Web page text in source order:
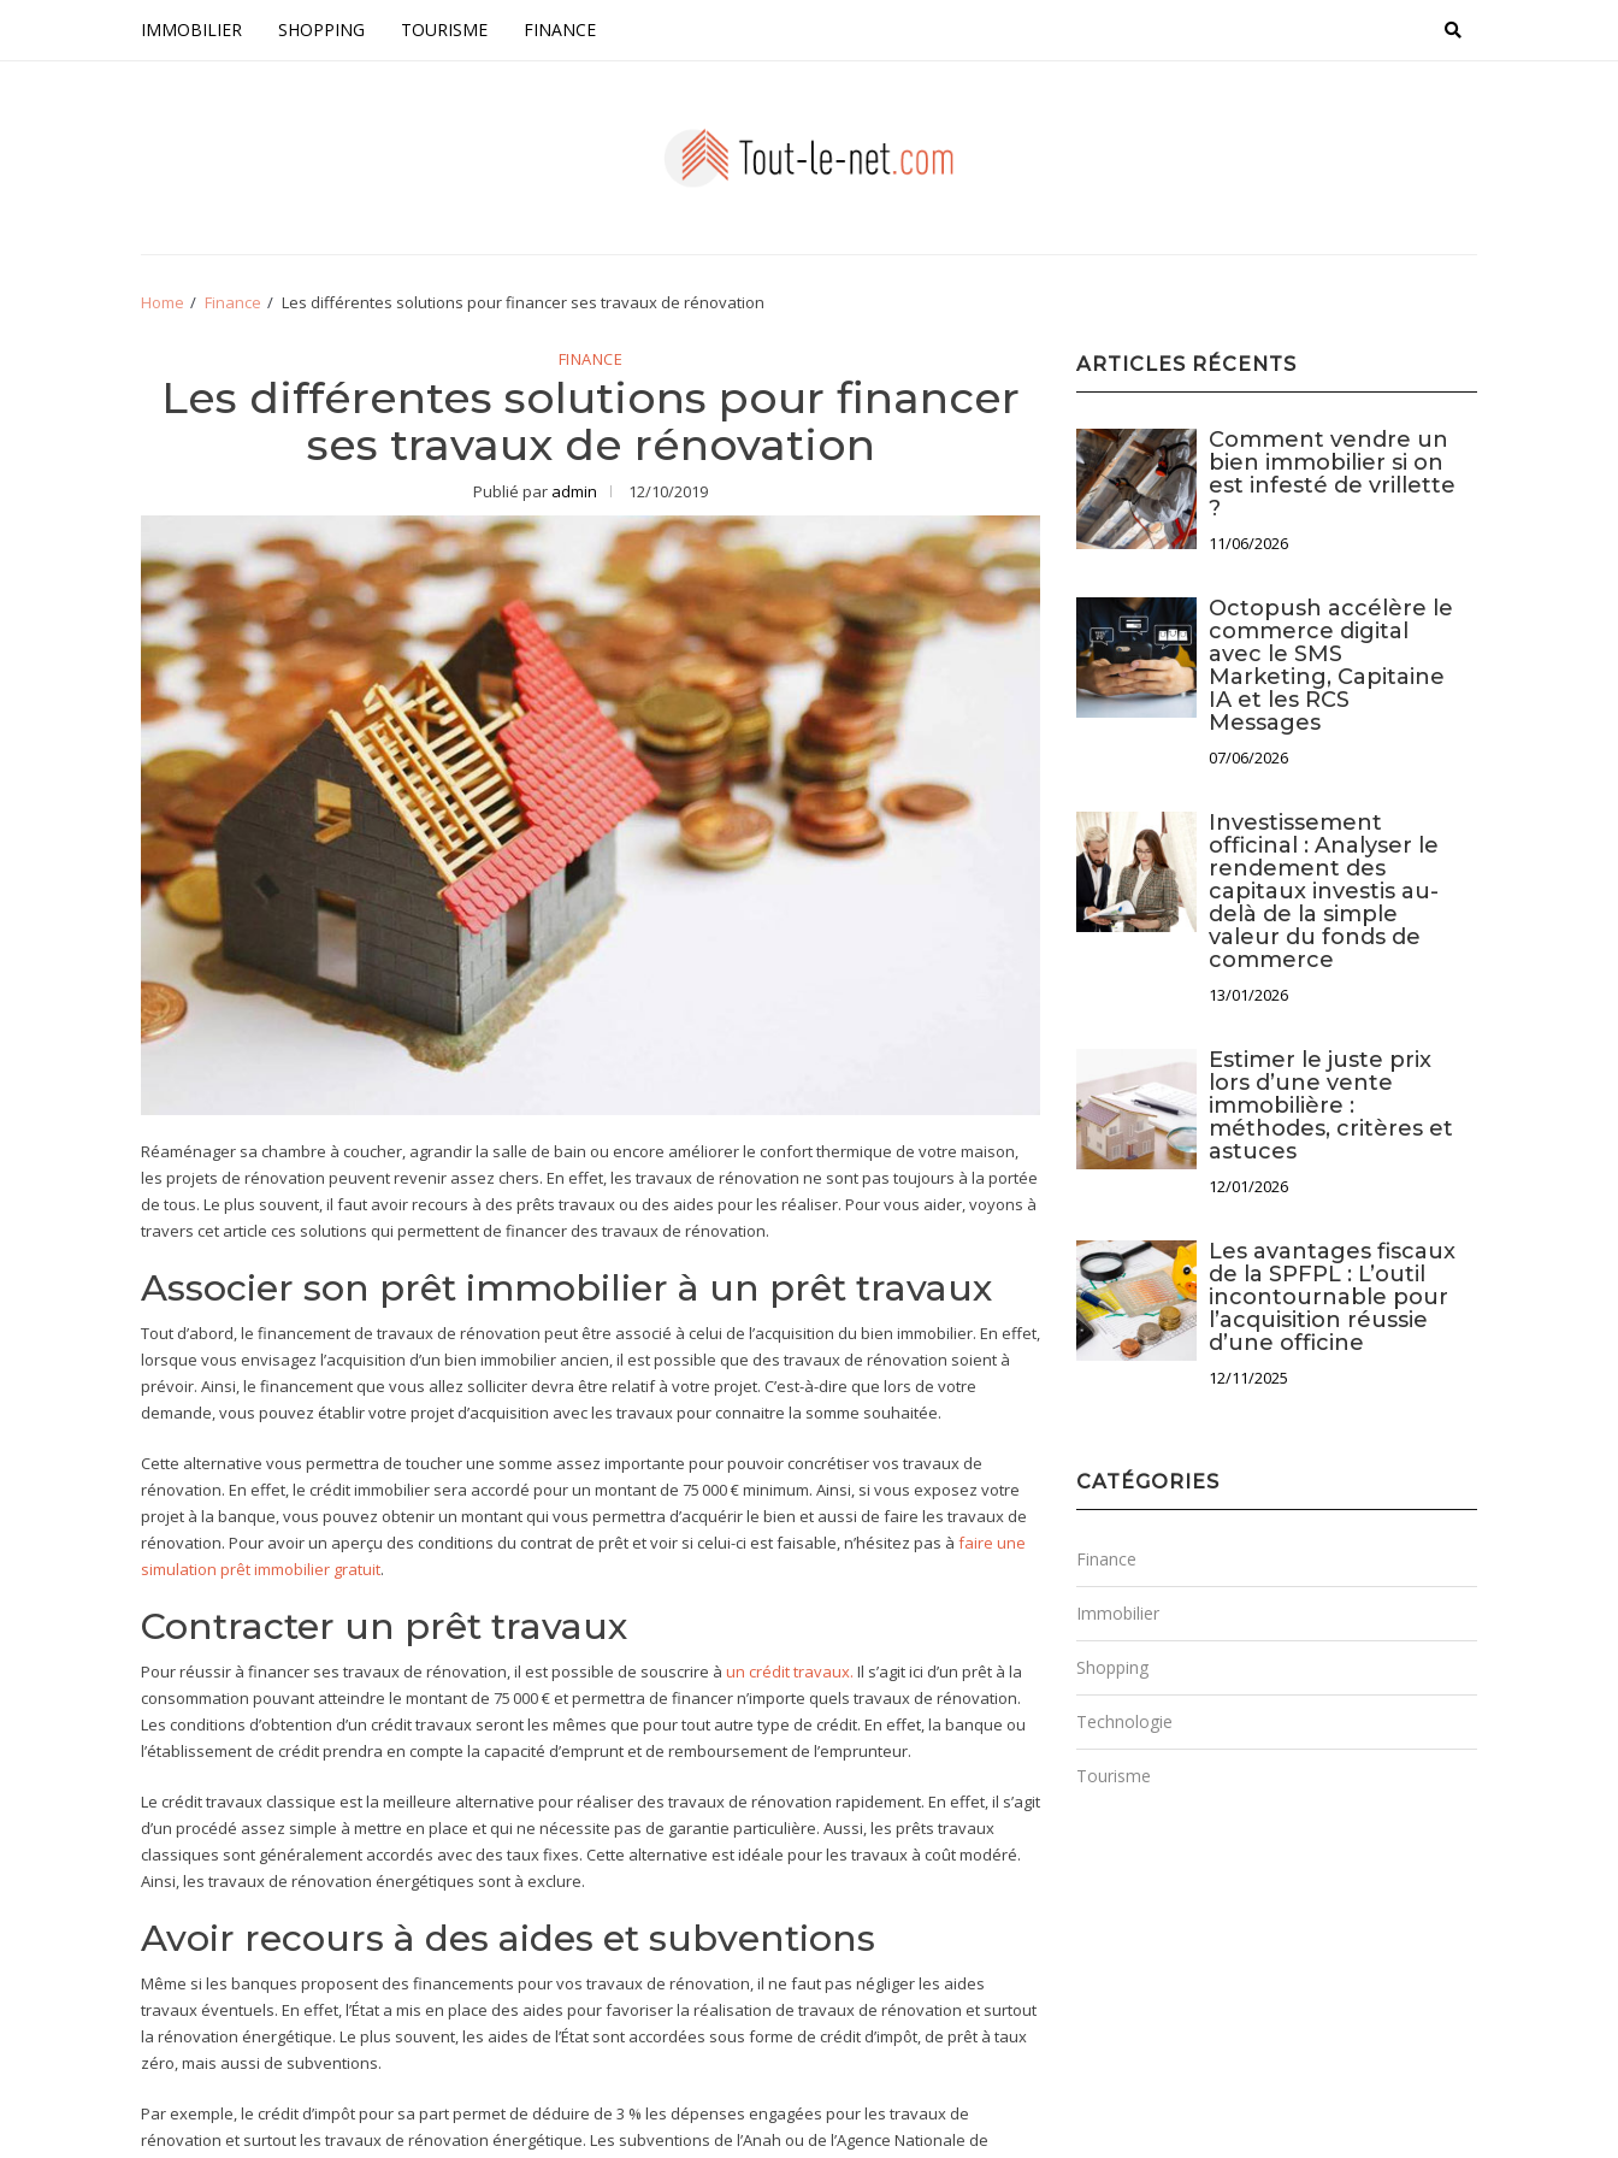
IMMOBILIER SHOPPING TOURISME FINANCE
Home Finance Les différentes solutions pour financer ses travaux de rénovation
FINANCE
Les différentes solutions pour financer
ses travaux de rénovation
Publié par admin 12/10/2019
Réaménager sa chambre à coucher, agrandir la salle de bain ou encore améliorer le confort thermique de votre maison,
les projets de rénovation peuvent revenir assez chers. En effet, les travaux de rénovation ne sont pas toujours à la portée
de tous. Le plus souvent, il faut avoir recours à des prêts travaux ou des aides pour les réaliser. Pour vous aider, voyons à
travers cet article ces solutions qui permettent de financer des travaux de rénovation.
Associer son prêt immobilier à un prêt travaux
Tout d’abord, le financement de travaux de rénovation peut être associé à celui de l’acquisition du bien immobilier. En effet,
lorsque vous envisagez l’acquisition d’un bien immobilier ancien, il est possible que des travaux de rénovation soient à
prévoir. Ainsi, le financement que vous allez solliciter devra être relatif à votre projet. C’est-à-dire que lors de votre
demande, vous pouvez établir votre projet d’acquisition avec les travaux pour connaitre la somme souhaitée.
Cette alternative vous permettra de toucher une somme assez importante pour pouvoir concrétiser vos travaux de
rénovation. En effet, le crédit immobilier sera accordé pour un montant de 75 000 € minimum. Ainsi, si vous exposez votre
projet à la banque, vous pouvez obtenir un montant qui vous permettra d’acquérir le bien et aussi de faire les travaux de
rénovation. Pour avoir un aperçu des conditions du contrat de prêt et voir si celui-ci est faisable, n’hésitez pas à faire une
simulation prêt immobilier gratuit.
Contracter un prêt travaux
Pour réussir à financer ses travaux de rénovation, il est possible de souscrire à un crédit travaux. Il s’agit ici d’un prêt à la
consommation pouvant atteindre le montant de 75 000 € et permettra de financer n’importe quels travaux de rénovation.
Les conditions d’obtention d’un crédit travaux seront les mêmes que pour tout autre type de crédit. En effet, la banque ou
l’établissement de crédit prendra en compte la capacité d’emprunt et de remboursement de l’emprunteur.
Le crédit travaux classique est la meilleure alternative pour réaliser des travaux de rénovation rapidement. En effet, il s’agit
d’un procédé assez simple à mettre en place et qui ne nécessite pas de garantie particulière. Aussi, les prêts travaux
classiques sont généralement accordés avec des taux fixes. Cette alternative est idéale pour les travaux à coût modéré.
Ainsi, les travaux de rénovation énergétiques sont à exclure.
Avoir recours à des aides et subventions
Même si les banques proposent des financements pour vos travaux de rénovation, il ne faut pas négliger les aides
travaux éventuels. En effet, l’État a mis en place des aides pour favoriser la réalisation de travaux de rénovation et surtout
la rénovation énergétique. Le plus souvent, les aides de l’État sont accordées sous forme de crédit d’impôt, de prêt à taux
zéro, mais aussi de subventions.
Par exemple, le crédit d’impôt pour sa part permet de déduire de 3 % les dépenses engagées pour les travaux de
rénovation et surtout les travaux de rénovation énergétique. Les subventions de l’Anah ou de l’Agence Nationale de
ARTICLES RÉCENTS
Comment vendre un
bien immobilier si on
est infesté de vrillette
?
11/06/2026
Octopush accélère le
commerce digital
avec le SMS
Marketing, Capitaine
IA et les RCS
Messages
07/06/2026
Investissement
officinal : Analyser le
rendement des
capitaux investis au-
delà de la simple
valeur du fonds de
commerce
13/01/2026
Estimer le juste prix
lors d’une vente
immobilière :
méthodes, critères et
astuces
12/01/2026
Les avantages fiscaux
de la SPFPL : L’outil
incontournable pour
l’acquisition réussie
d’une officine
12/11/2025
CATÉGORIES
Finance
Immobilier
Shopping
Technologie
Tourisme